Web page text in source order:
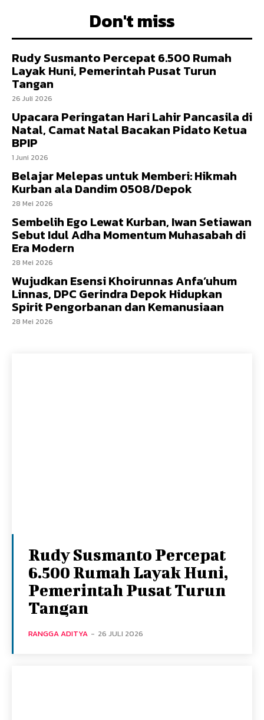
Don't miss
Rudy Susmanto Percepat 6.500 Rumah
Layak Huni, Pemerintah Pusat Turun
Tangan
26 Juli 2026
Upacara Peringatan Hari Lahir Pancasila di
Natal, Camat Natal Bacakan Pidato Ketua
BPIP
1 Juni 2026
Belajar Melepas untuk Memberi: Hikmah
Kurban ala Dandim 0508/Depok
28 Mei 2026
Sembelih Ego Lewat Kurban, Iwan Setiawan
Sebut Idul Adha Momentum Muhasabah di
Era Modern
28 Mei 2026
Wujudkan Esensi Khoirunnas Anfa’uhum
Linnas, DPC Gerindra Depok Hidupkan
Spirit Pengorbanan dan Kemanusiaan
28 Mei 2026
Rudy Susmanto Percepat
6.500 Rumah Layak Huni,
Pemerintah Pusat Turun
Tangan
RANGGA ADITYA - 26 JULI 2026